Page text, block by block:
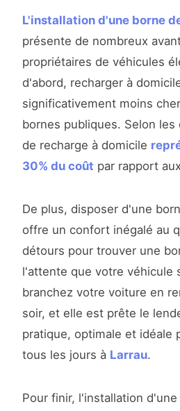
L'installation d'une borne
présente de nombreux
propriétaires de véhicules
d'abord, recharger à
significativement moins
bornes publiques. Selon
de recharge à domicile
30% du coût par rapport
De plus, disposer d'une
offre un confort inégalé au
détours pour trouver une
l'attente que votre véhicule
branchez votre voiture en
soir, et elle est prête le
pratique, optimale et idéale
tous les jours à Larrau.
Pour finir, l'installation d'une